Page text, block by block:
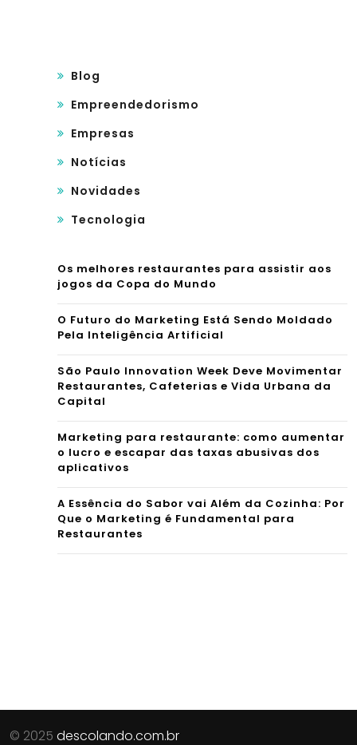
Blog
Empreendedorismo
Empresas
Notícias
Novidades
Tecnologia
Os melhores restaurantes para assistir aos
jogos da Copa do Mundo
O Futuro do Marketing Está Sendo Moldado
Pela Inteligência Artificial
São Paulo Innovation Week Deve Movimentar
Restaurantes, Cafeterias e Vida Urbana da
Capital
Marketing para restaurante: como aumentar
o lucro e escapar das taxas abusivas dos
aplicativos
A Essência do Sabor vai Além da Cozinha: Por
Que o Marketing é Fundamental para
Restaurantes
© 2025 descolando.com.br